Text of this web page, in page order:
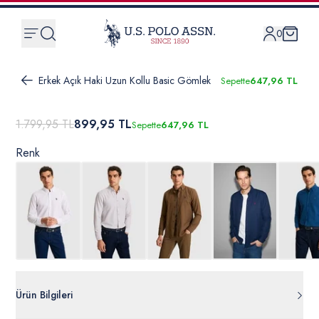
0
Erkek Açık Haki Uzun Kollu Basic Gömlek Sepette647,96 TL
1.799,95 TL899,95 TLSepette647,96 TL
Renk
Ürün Bilgileri